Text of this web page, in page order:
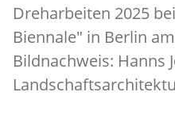
Dreharbeiten 2025
Biennale" in Berlin
Bildnachweis: